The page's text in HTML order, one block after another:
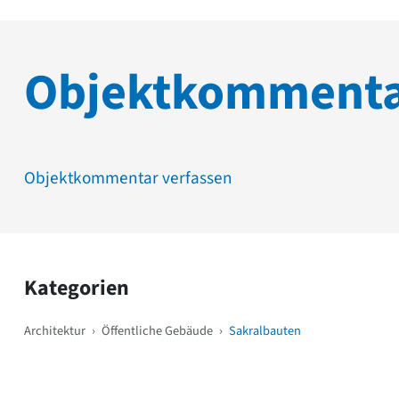
Objektkommentar verfassen
Kategorien
Architektur › Öffentliche Gebäude › Sakralbauten